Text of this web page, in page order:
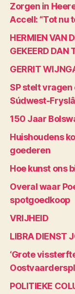
Zorgen in
Accell: “Tot nu
HERMIEN VAN
GEKEERD DAN
GERRIT
SP stelt
Súdwest-
150 Jaar
Huishoudens
goederen
Hoe kunst ons
Overal waar
spotgoedkoop
VRIJHEID
LIBRA DIENST
‘Grote
POLITIEKE